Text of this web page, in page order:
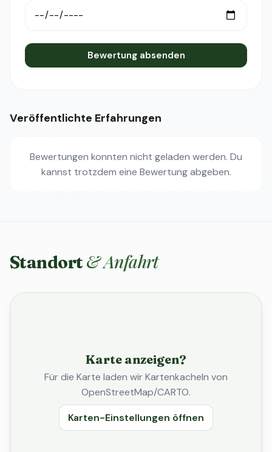
Bewertung absenden
Veröffentlichte Erfahrungen
Bewertungen konnten nicht geladen werden. Du
kannst trotzdem eine Bewertung abgeben.
Standort & Anfahrt
Karte anzeigen?
Für die Karte laden wir Kartenkacheln von
OpenStreetMap/CARTO.
Karten-Einstellungen öffnen